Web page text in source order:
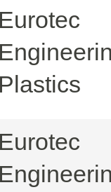
Eurotec
Plastics
Eurotec